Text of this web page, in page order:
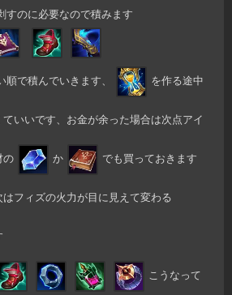
すのに必要なので積みます
で積んでいきます、 を作る途中
いいです、お金が余った場合は次点アイ
の か でも買っておきます
フィズの火力が目に見えて変わる
こうなって